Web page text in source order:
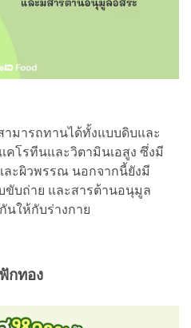
ามารถทานได้ทั้งแบบดิบและ
คโรทีนและวิตามินเอสูง ซึ่งมี
ละผิวพรรณ นอกจากนี้ยังมี
ขับถ่าย และสารต้านอนุมูล
นให้กับร่างกาย
กทอง